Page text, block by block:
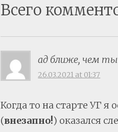
Всего
ад ближе, чем
26.03.2021 at 01:37
Когда то на старте УГ я
(внезапно!) оказался